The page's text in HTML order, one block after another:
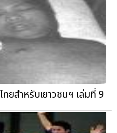
ยสำหรับเยาวชนฯ เล่มที่ 9